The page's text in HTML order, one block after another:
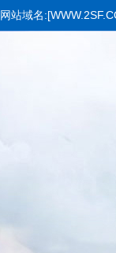
网站域名